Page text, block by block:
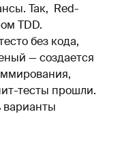
Так, Red-
TDD.
без кода,
— создается
тесты прошли.
варианты